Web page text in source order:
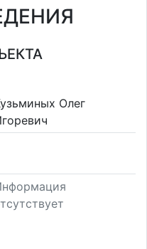
Олег